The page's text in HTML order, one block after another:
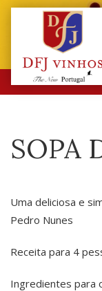
SOPA
Uma deliciosa e
Pedro Nunes
Receita para 4
Ingredientes para